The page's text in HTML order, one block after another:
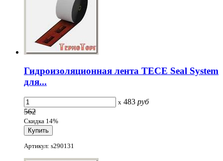
Гидроизоляционная лента TECE Seal System
для...
x 483 руб
562
Скидка 14%
Артикул: s290131